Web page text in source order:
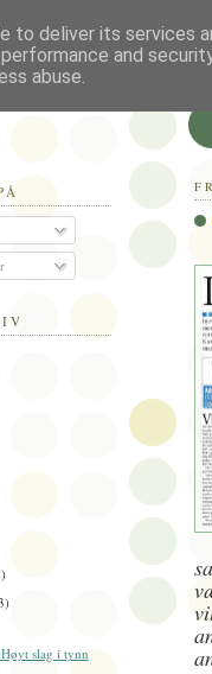
slag i tynn
to deliver its services
and
abuse.